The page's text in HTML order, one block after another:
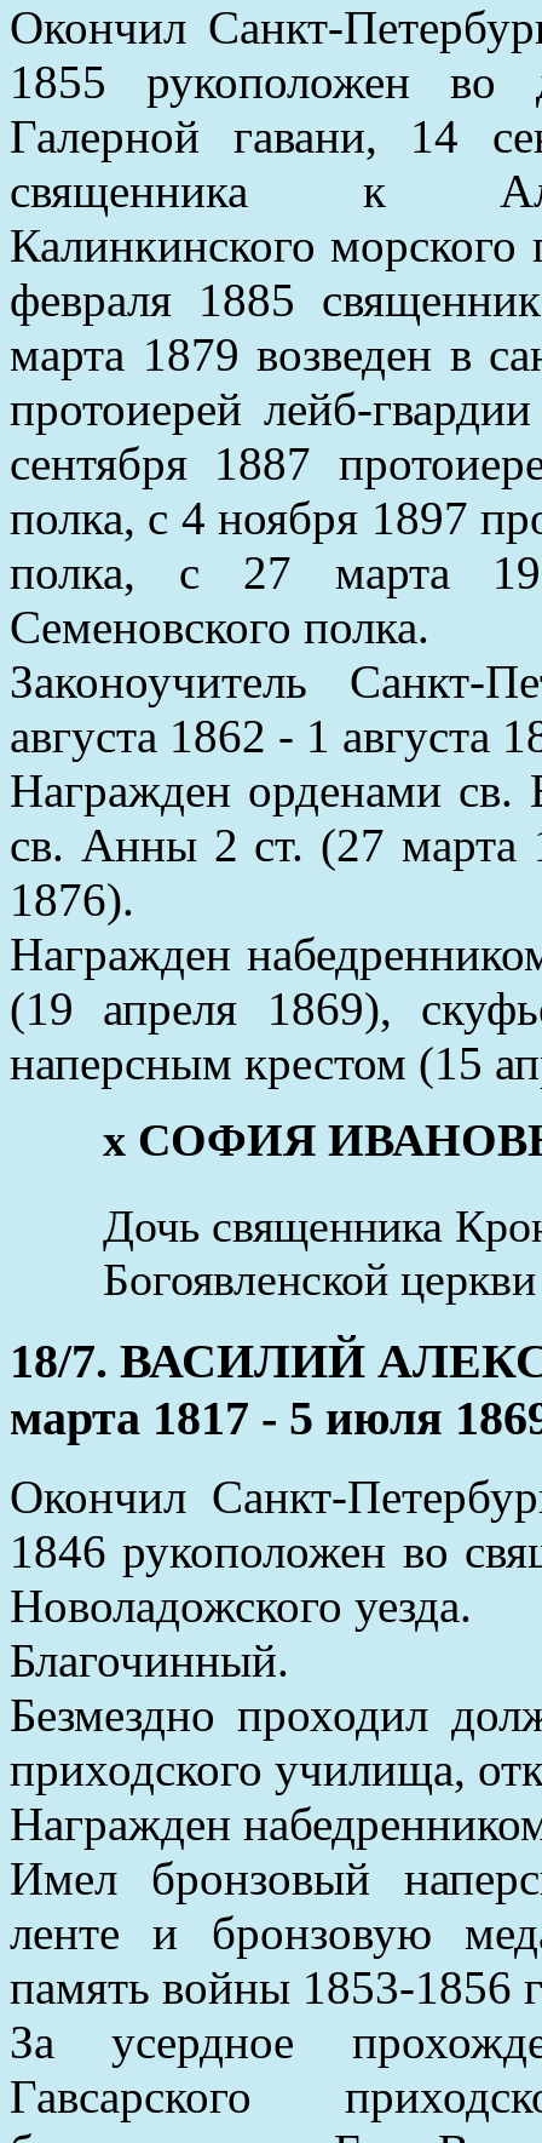
Окончил Санкт-
1855 рукоположен во
Галерной гавани, 14
священника к
Калинкинского морского
февраля 1885
марта 1879 возведен в
протоиерей лейб-
сентября 1887
полка, с 4 ноября 1897
полка, с 27 марта
Семеновского полка.
Законоучитель Санкт-
августа 1862 - 1 августа
Награжден орденами
св. Анны 2 ст. (27 марта
1876).
Награжден
(19 апреля 1869),
наперсным крестом (15
x СОФИЯ
Дочь священника
Богоявленской
18/7. ВАСИЛИЙ
марта 1817 - 5 июля
Окончил Санкт-
1846 рукоположен во
Новоладожского уезда.
Благочинный.
Безмездно проходил
приходского училища,
Награжден
Имел бронзовый
ленте и бронзовую
память войны 1853-1856
За усердное
Гавсарского